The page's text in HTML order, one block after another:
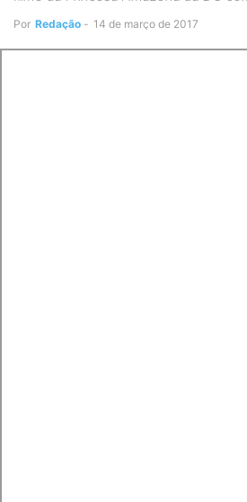
Por Redação - 14 de março de 2017